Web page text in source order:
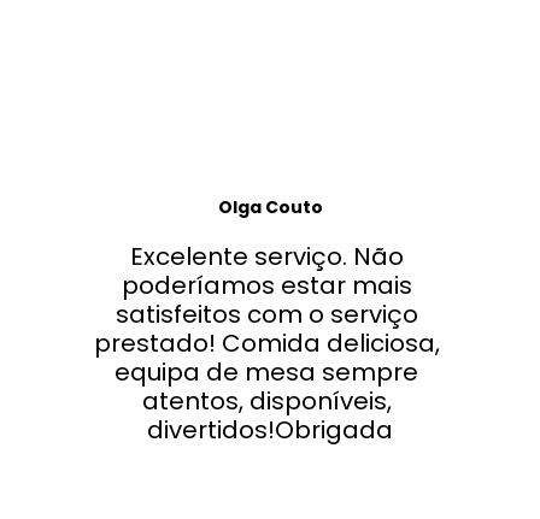
Olga Couto
Excelente serviço. Não
poderíamos estar mais
satisfeitos com o serviço
prestado! Comida deliciosa,
equipa de mesa sempre
atentos, disponíveis,
divertidos!Obrigada